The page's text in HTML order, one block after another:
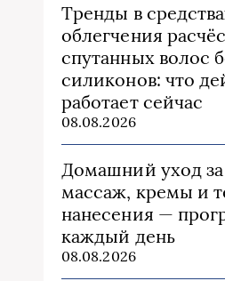
Тренды в
облегчения
спутанных волос
силиконов: что
работает сейчас
08.08.2026
Домашний уход
массаж, кремы и
нанесения —
каждый день
08.08.2026